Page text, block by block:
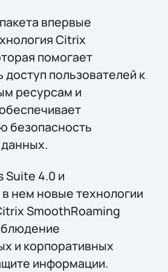
впервые
Citrix
помогает
доступ пользователей к
ресурсам и
безопасность
Suite 4.0 и
нем новые технологии
SmoothRoaming
и корпоративных
информации.